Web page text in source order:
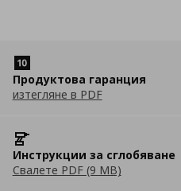
Продуктова гаранция
изтегляне в PDF
Инструкции за сглобяване
Свалете PDF (9 MB)